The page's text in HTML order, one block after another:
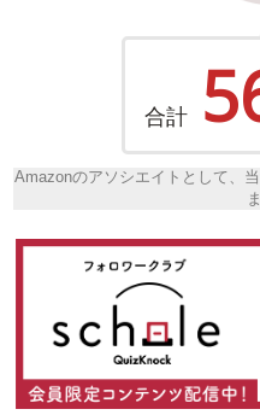
合計
Amazonのアソシエイトとして、